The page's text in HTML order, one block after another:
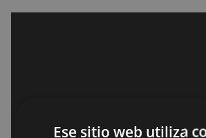
Ese sitio web utiliza